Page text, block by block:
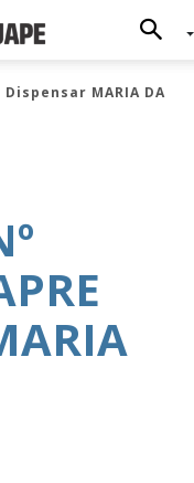
Dispensar MARIA DA